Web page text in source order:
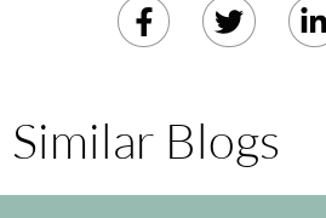
Similar Blogs